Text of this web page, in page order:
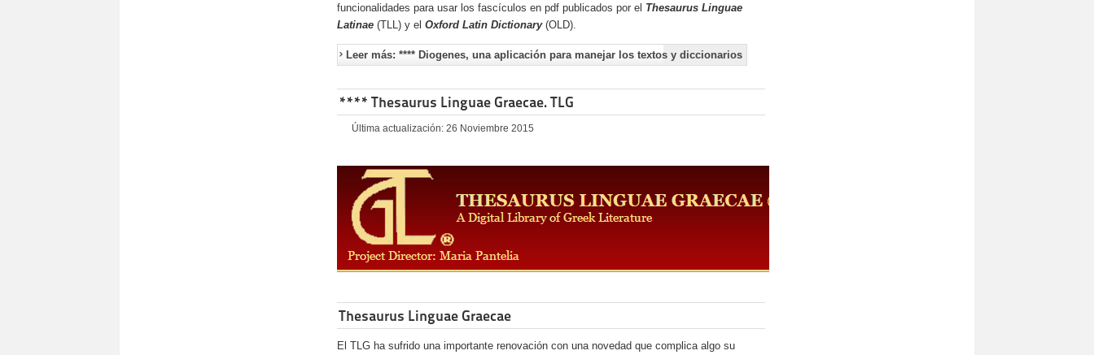
funcionalidades para usar los fascículos en pdf publicados por el Thesaurus Linguae
Latinae (TLL) y el Oxford Latin Dictionary(OLD).
Leer más: **** Diogenes, una aplicación para manejar los textos y diccionarios
**** Thesaurus Linguae Graecae. TLG
Última actualización: 26 Noviembre 2015
Thesaurus Linguae Graecae
El TLG ha sufrido una importante renovación con una novedad que complica algo su